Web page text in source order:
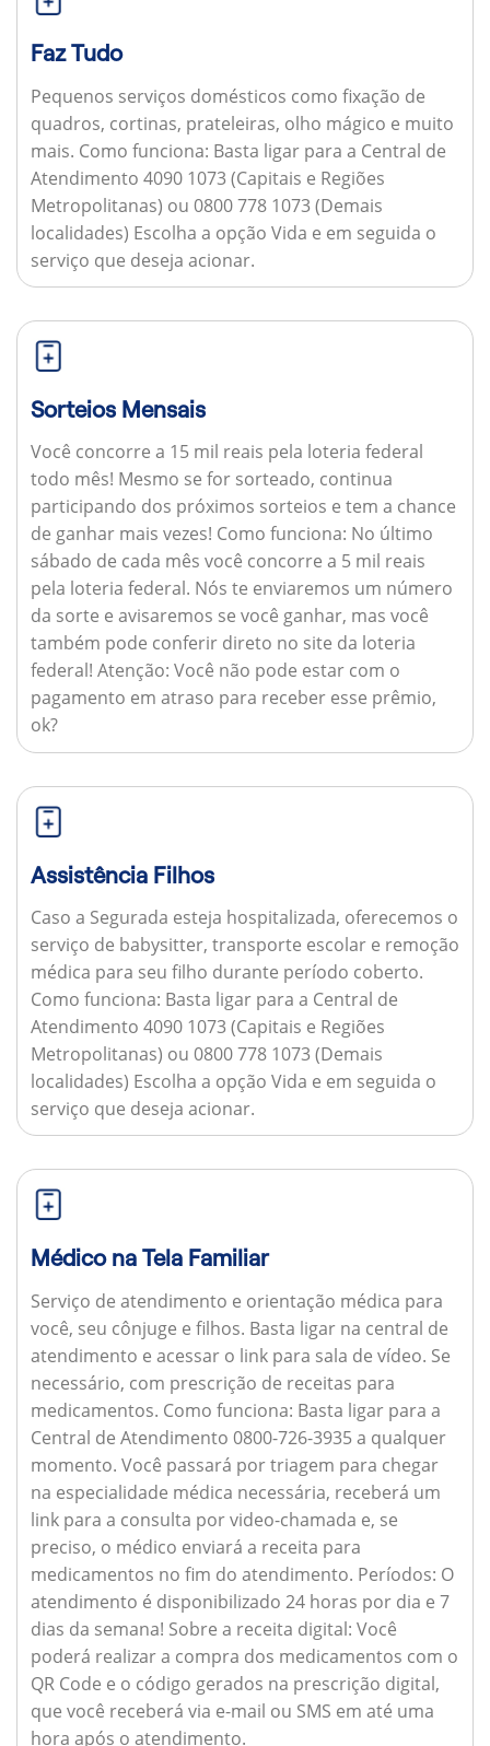
Faz Tudo
Pequenos serviços domésticos como fixação de
quadros, cortinas, prateleiras, olho mágico e muito
mais. Como funciona: Basta ligar para a Central de
Atendimento 4090 1073 (Capitais e Regiões
Metropolitanas) ou 0800 778 1073 (Demais
localidades) Escolha a opção Vida e em seguida o
serviço que deseja acionar.
Sorteios Mensais
Você concorre a 15 mil reais pela loteria federal
todo mês! Mesmo se for sorteado, continua
participando dos próximos sorteios e tem a chance
de ganhar mais vezes! Como funciona: No último
sábado de cada mês você concorre a 5 mil reais
pela loteria federal. Nós te enviaremos um número
da sorte e avisaremos se você ganhar, mas você
também pode conferir direto no site da loteria
federal! Atenção: Você não pode estar com o
pagamento em atraso para receber esse prêmio,
ok?
Assistência Filhos
Caso a Segurada esteja hospitalizada, oferecemos o
serviço de babysitter, transporte escolar e remoção
médica para seu filho durante período coberto.
Como funciona: Basta ligar para a Central de
Atendimento 4090 1073 (Capitais e Regiões
Metropolitanas) ou 0800 778 1073 (Demais
localidades) Escolha a opção Vida e em seguida o
serviço que deseja acionar.
Médico na Tela Familiar
Serviço de atendimento e orientação médica para
você, seu cônjuge e filhos. Basta ligar na central de
atendimento e acessar o link para sala de vídeo. Se
necessário, com prescrição de receitas para
medicamentos. Como funciona: Basta ligar para a
Central de Atendimento 0800-726-3935 a qualquer
momento. Você passará por triagem para chegar
na especialidade médica necessária, receberá um
link para a consulta por video-chamada e, se
preciso, o médico enviará a receita para
medicamentos no fim do atendimento. Períodos: O
atendimento é disponibilizado 24 horas por dia e 7
dias da semana! Sobre a receita digital: Você
poderá realizar a compra dos medicamentos com o
QR Code e o código gerados na prescrição digital,
que você receberá via e-mail ou SMS em até uma
hora após o atendimento.